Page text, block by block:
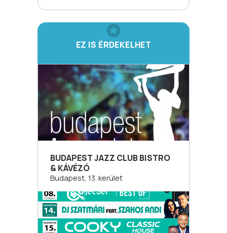
EZ IS ÉRDEKELHET
BUDAPEST JAZZ CLUB BISTRO
& KÁVÉZÓ
Budapest, 13. kerület